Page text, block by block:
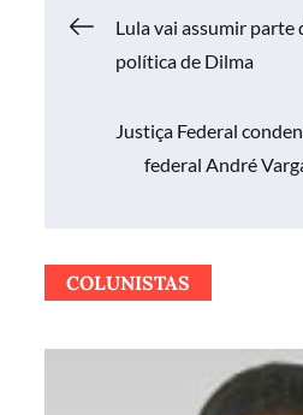
Post
Lula vai assumir parte
política de Dilma
Justiça Federal
federal André
COLUNISTAS